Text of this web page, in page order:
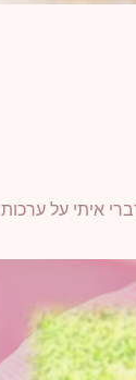
איתי על ערכות